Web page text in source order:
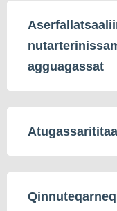
agguagassat
Qinnuteqarneq